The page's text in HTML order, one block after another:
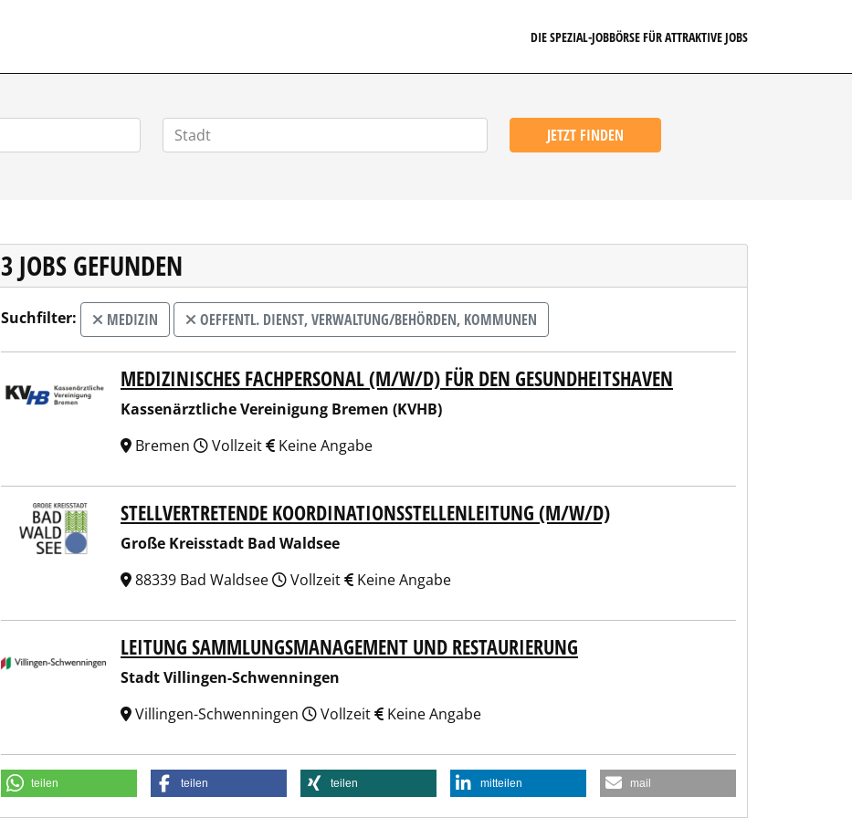
DIE SPEZIAL-JOBBÖRSE FÜR ATTRAKTIVE JOBS
JETZT FINDEN
3 JOBS GEFUNDEN
Suchfilter: MEDIZIN OEFFENTL. DIENST, VERWALTUNG/BEHÖRDEN, KOMMUNEN
Kassenärztliche Vereinigung Bremen (KVHB)
MEDIZINISCHES FACHPERSONAL (M/W/D) FÜR DEN GESUNDHEITSHAVEN
Kassenärztliche Vereinigung Bremen (KVHB)
Bremen
Vollzeit Keine Angabe
Große Kreisstadt Bad WaldseeSTELLVERTRETENDE KOORDINATIONSSTELLENLEITUNG (M/W/D)
Große Kreisstadt Bad Waldsee
88339 Bad Waldsee
Vollzeit Keine Angabe
Stadt Villingen-SchwenningenLEITUNG SAMMLUNGSMANAGEMENT UND RESTAURIERUNG
Stadt Villingen-Schwenningen
Villingen-Schwenningen
Vollzeit Keine Angabe
teilen teilen teilen mitteilen mail